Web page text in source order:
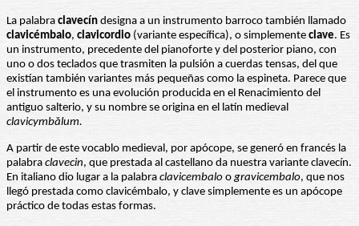
La palabra clavecín designa a un instrumento barroco también llamado
clavicémbalo, clavicordio (variante específica), o simplemente clave. Es
un instrumento, precedente del pianoforte y del posterior piano, con
uno o dos teclados que trasmiten la pulsión a cuerdas tensas, del que
existían también variantes más pequeñas como la espineta. Parece que
el instrumento es una evolución producida en el Renacimiento del
antiguo salterio, y su nombre se origina en el latín medieval
clavicymbălum.
A partir de este vocablo medieval, por apócope, se generó en francés la
palabra clavecin, que prestada al castellano da nuestra variante clavecín.
En italiano dio lugar a la palabra clavicembalo ogravicembalo, que nos
llegó prestada como clavicémbalo, y clave simplemente es un apócope
práctico de todas estas formas.